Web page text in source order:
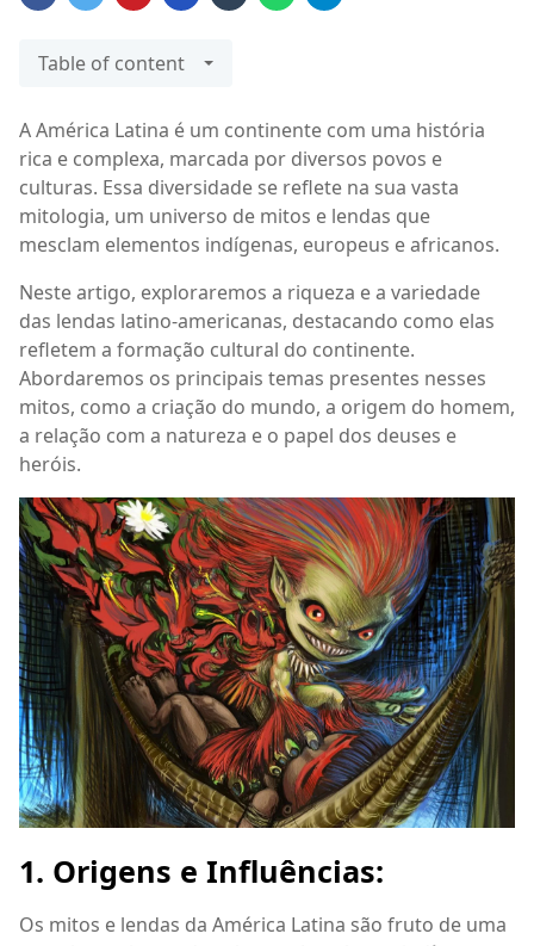
Table of content
A América Latina é um continente com uma história
rica e complexa, marcada por diversos povos e
culturas. Essa diversidade se reflete na sua vasta
mitologia, um universo de mitos e lendas que
mesclam elementos indígenas, europeus e africanos.
Neste artigo, exploraremos a riqueza e a variedade
das lendas latino-americanas, destacando como elas
refletem a formação cultural do continente.
Abordaremos os principais temas presentes nesses
mitos, como a criação do mundo, a origem do homem,
a relação com a natureza e o papel dos deuses e
heróis.
1. Origens e Influências:
Os mitos e lendas da América Latina são fruto de uma